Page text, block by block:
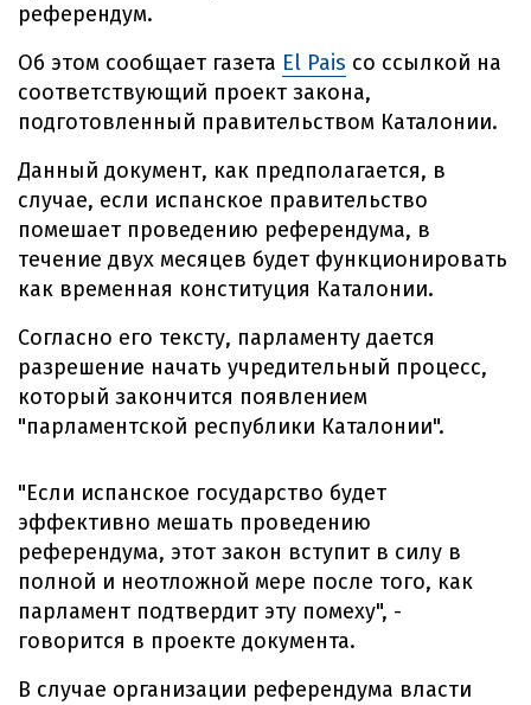
референдум.
Об этом сообщает газета El Pais со ссылкой на
соответствующий проект закона,
подготовленный правительством Каталонии.
Данный документ, как предполагается, в
случае, если испанское правительство
помешает проведению референдума, в
течение двух месяцев будет функционировать
как временная конституция Каталонии.
Согласно его тексту, парламенту дается
разрешение начать учредительный процесс,
который закончится появлением
"парламентской республики Каталонии".
"Если испанское государство будет
эффективно мешать проведению
референдума, этот закон вступит в силу в
полной и неотложной мере после того, как
парламент подтвердит эту помеху", -
говорится в проекте документа.
В случае организации референдума власти